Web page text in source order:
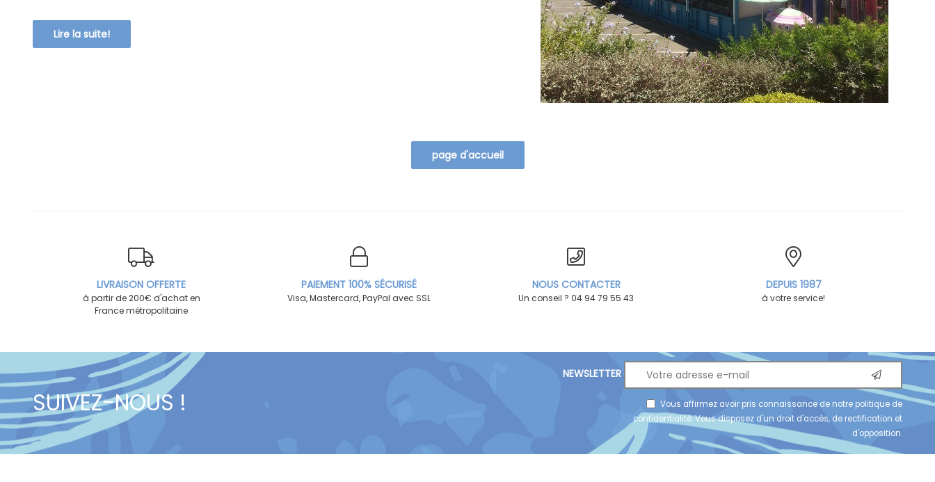
Lire la suite!
LIVRAISON OFFERTE
à partir de 200€ d'achat en
France métropolitaine
PAIEMENT 100% SÉCURISÉ
Visa, Mastercard, PayPal avec SSL
NOUS CONTACTER
Un conseil ? 04 94 79 55 43
DEPUIS 1987
à votre service!
SUIVEZ-NOUS !
NEWSLETTER
Vous affirmez avoir pris connaissance de notre politique de
confidentialité. Vous disposez d'un droit d'accès, de rectification et
d'opposition.